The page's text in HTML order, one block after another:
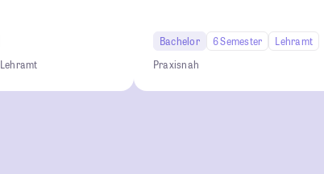
Lehramt
Bachelor 6 Semester
Lehramt
Praxisnah